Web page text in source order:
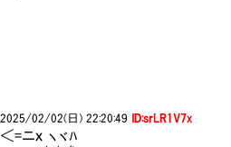
2025/02/02(日) 22:20:49 ID:srLR1V7x
ｘ ヽヾﾊ